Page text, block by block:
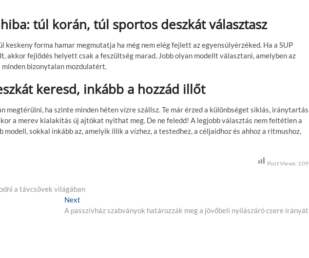
túl korán, túl sportos deszkát választasz
keskeny forma hamar megmutatja ha még nem elég fejlett az egyensúlyérzéked. Ha a SUP
akkor fejlődés helyett csak a feszültség marad. Jobb olyan modellt választani, amelyben az
bizonytalan mozdulatért.
keresd, inkább a hozzád illőt
megtérülni, ha szinte minden héten vízre szállsz. Te már érzed a különbséget siklás, iránytartás
a merev kialakítás új ajtókat nyithat meg. De ne feledd! A legjobb választás nem feltétlen a
modell, sokkal inkább az, amelyik illik a vízhez, a testedhez, a céljaidhoz és ahhoz a ritmushoz,
Post Views: 109
a távcsövek világában
Next
e
A passzívház szabványok határozzák meg a jövőbeli nyílászáró csere irányát